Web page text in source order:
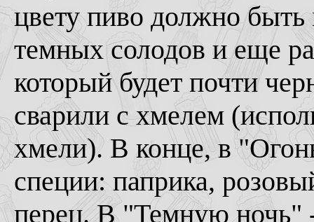
цвету пиво должно
темных солодов и еще
который будет почти
сварили с хмелем
хмели). В конце, в
специи: паприка,
перец. В "Темную ночь"